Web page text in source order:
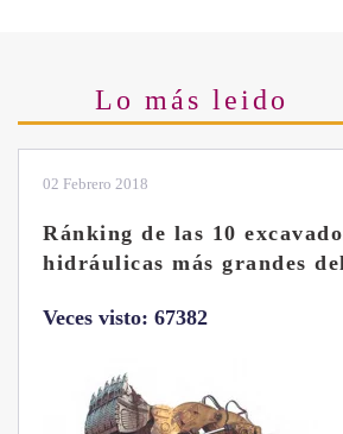
Lo más leido
28 Enero 2019
Las ventajas de la
B7 Sigma-6
Veces visto: 32214